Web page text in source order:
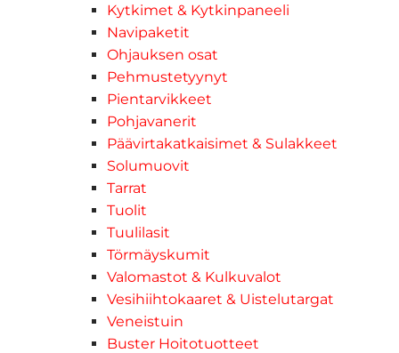
Kytkimet & Kytkinpaneeli
Navipaketit
Ohjauksen osat
Pehmustetyynyt
Pientarvikkeet
Pohjavanerit
Päävirtakatkaisimet & Sulakkeet
Solumuovit
Tarrat
Tuolit
Tuulilasit
Törmäyskumit
Valomastot & Kulkuvalot
Vesihiihtokaaret & Uistelutargat
Veneistuin
Buster Hoitotuotteet